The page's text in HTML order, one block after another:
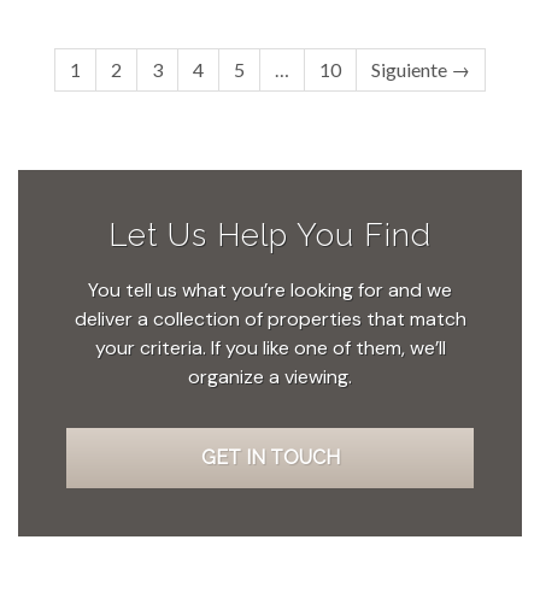
1 2 3 4 5 … 10 Siguiente →
Let Us Help You Find
You tell us what you’re looking for and we
deliver a collection of properties that match
your criteria. If you like one of them, we’ll
organize a viewing.
GET IN TOUCH